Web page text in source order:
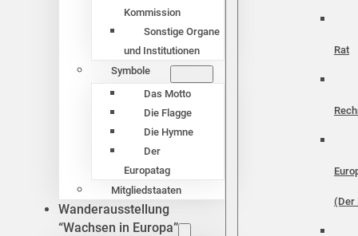
Kommission
Sonstige Organe
und Institutionen
Symbole
Das Motto
Die Flagge
Die Hymne
Der
Europatag
Mitgliedstaaten
Wanderausstellung
“Wachsen in Europa”
Rat
(Der